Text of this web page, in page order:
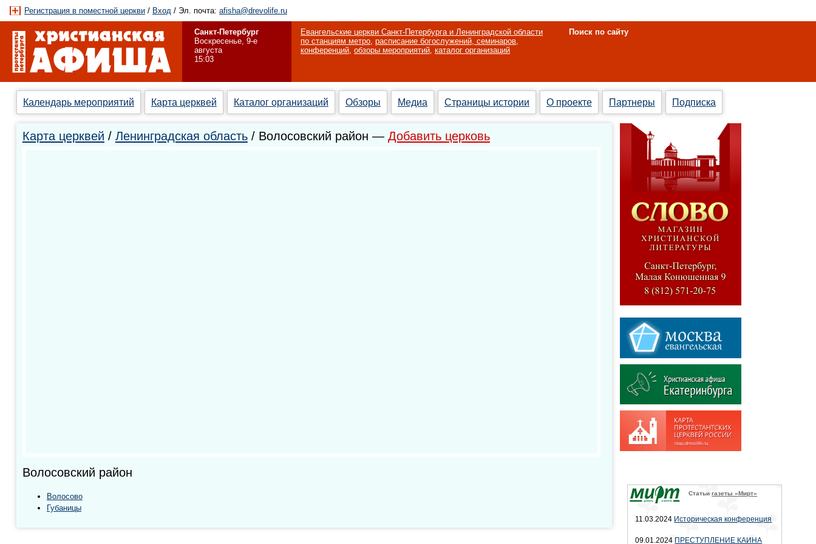
Регистрация в поместной церкви / Вход / Эл. почта: afisha@drevolife.ru
Санкт-Петербург
Воскресенье, 9-е
августа
15:03
Евангельские церкви Санкт-Петербурга и Ленинградской области
по станциям метро, расписание богослужений, семинаров,
конференций, обзоры мероприятий, каталог организаций
Поиск по сайту
Календарь мероприятий Карта церквей Каталог организаций Обзоры Медиа Страницы истории О проекте Партнеры Подписка
Карта церквей / Ленинградская область/ Волосовский район — Добавить церковь
Волосовский район
Волосово
Губаницы
Статьигазеты «Мирт»
11.03.2024 Историческая конференция
09.01.2024 ПРЕСТУПЛЕНИЕ КАИНА